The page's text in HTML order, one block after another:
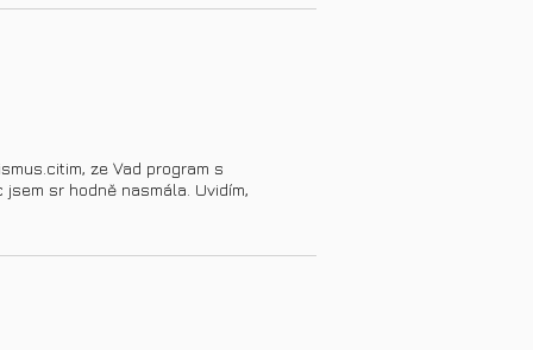
ze Vad program s
sr hodně nasmála. Uvidím,